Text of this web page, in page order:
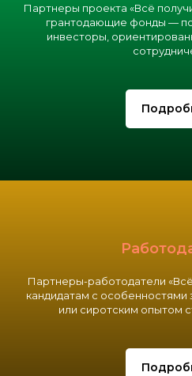
Партнеры проекта «Всё
грантодающие фонды —
инвесторы,
Партнеры-работодатели
кандидатам с особенностями
или сиротским опытом